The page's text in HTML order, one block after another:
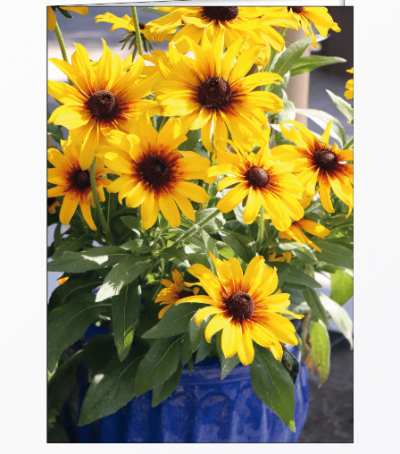
Sortimente
Themen
Anlässe
Geburtstag
Wünsche
Segenswünsche
Lebensart
Dank
Freundschaft
Begleitung
Meditation
Lyrik